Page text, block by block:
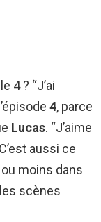
4 ? “J’ai
4, parce
Lucas. “J’aime
aussi ce
moins dans
scènes